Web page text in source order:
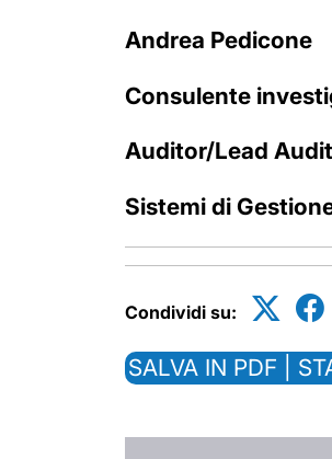
Andrea Pedicone
Consulente
Auditor/Lead
Sistemi di
Condividi su:
SALVA IN PDF |